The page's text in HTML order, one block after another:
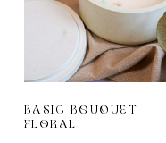
BASIC BOUQUET
FLORAL